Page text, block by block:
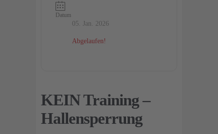
Datum
05. Jan. 2026
Abgelaufen!
KEIN Training –
Hallensperrung